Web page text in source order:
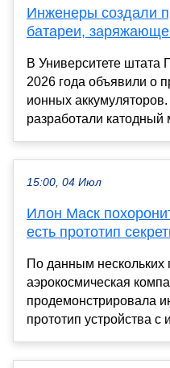
Инженеры создали
батареи,
В Университете штата
2026 года объявили о
ионных
разработали катодный
15:00, 04 Июл
Илон Маск
есть прототип
По данным
аэрокосмическая
продемонстрировала
прототип устройства с